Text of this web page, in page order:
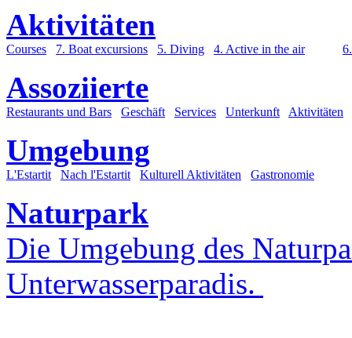
Aktivitäten
Courses 7. Boat excursions 5. Diving 4. Active in the air
Assoziierte
Restaurants und Bars Geschäft Services Unterkunft Aktivitäten
Umgebung
L'Estartit Nach l'Estartit Kulturell Aktivitäten Gastronomie
Naturpark
Die Umgebung des
Unterwasserparadis.